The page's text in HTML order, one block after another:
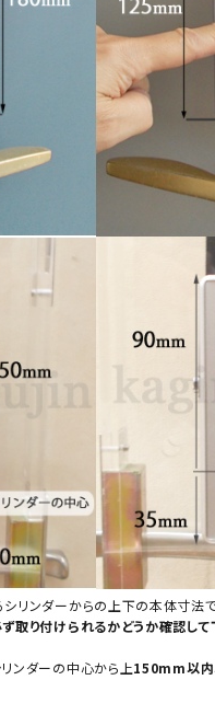
リンダーからの上下の本体寸法で
取り付けられるかどうか確認して
ンダーの中心から上150mm以